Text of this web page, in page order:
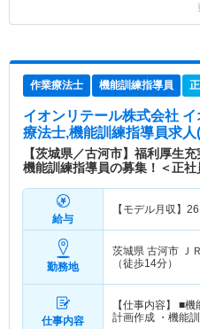
作業療法士 機能訓練指導員
イオンリテール株式会社
療法士,機能訓練指導員求人
【茨城県／古河市】福利厚生
機能訓練指導員の募集！＜正社
給与
【モデル月収】
勤務地
茨城県 古河市 Ｊ
（徒歩14分）
仕事内容
【仕事内容】 ■
計画作成 ・機能